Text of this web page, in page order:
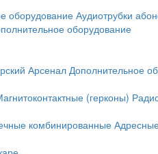
оборудование Аудиотрубки
оборудование
Арсенал Дополнительное
(герконы)
комбинированные